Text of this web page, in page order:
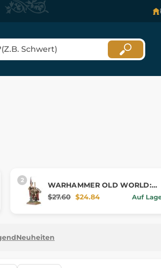
WARHAMMER OLD WORLD:
WARRIORS OF CHAOS:
$27.60 $24.84 Auf
Neuheiten